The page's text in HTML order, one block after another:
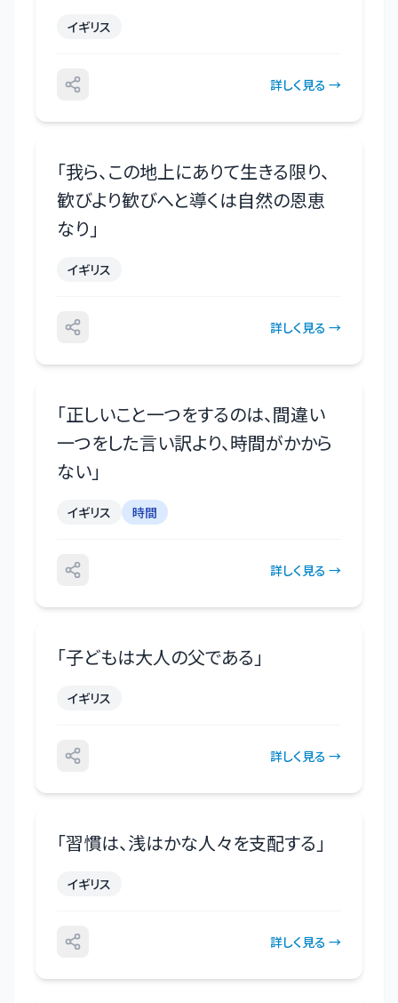
イギリス
詳しく見る →
「我ら、この地上にありて生きる限り、
歓びより歓びへと導くは自然の恩恵
なり 」
イギリス
詳しく見る →
「正しいこと一つをするのは、間違い
一つをした言い訳より、時間がかから
ない」
イギリス 時間
詳しく見る →
「子どもは大人の父である 」
イギリス
詳しく見る →
「習慣は、浅はかな人々を支配する 」
イギリス
詳しく見る →